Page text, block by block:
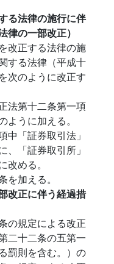
る法律の施行に伴
律の一部改正）
改正する法律の施
する法律（平成十
次のように改正す
法第十二条第一項
うに加える。
中「証券取引法」
、「証券取引所」
改める。
加える。
改正に伴う経過措
の規定による改正
二十二条の五第一
罰則を含む。）の